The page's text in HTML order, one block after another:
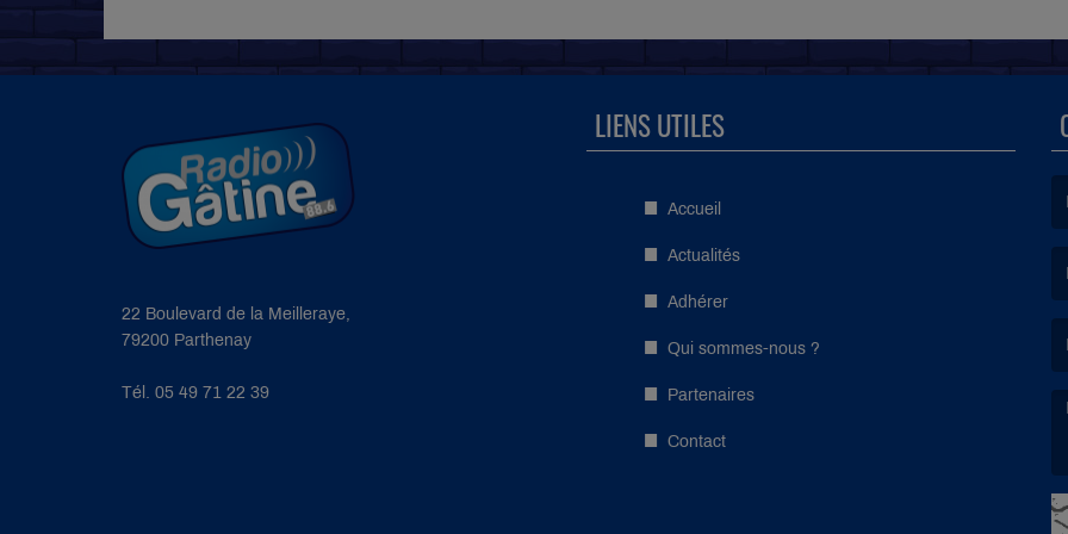
22 Boulevard de la Meilleraye,
79200 Parthenay
Tél. 05 49 71 22 39
LIENS UTILES
Accueil
Actualités
Adhérer
Qui sommes-nous ?
Partenaires
Contact